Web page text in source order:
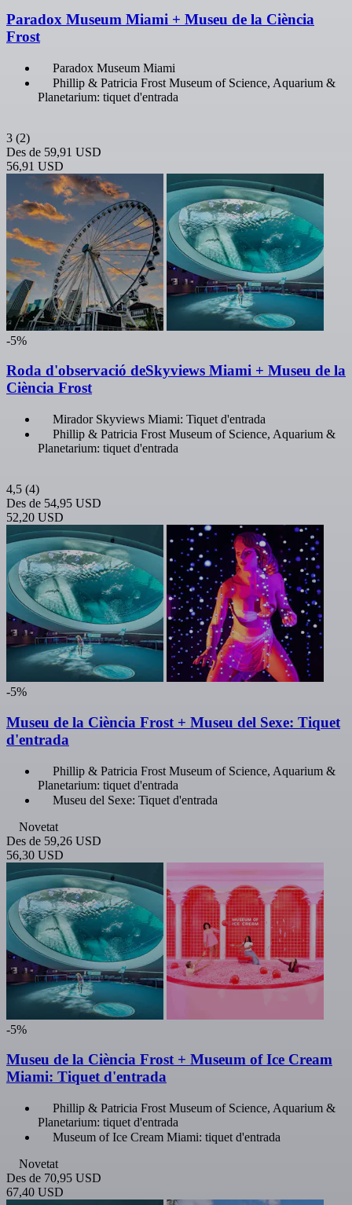
Paradox Museum Miami + Museu de la Ciència
Frost
Paradox Museum Miami
Phillip & Patricia Frost Museum of Science, Aquarium &
Planetarium: tiquet d'entrada
3 (2)
Des de 59,91 USD
56,91 USD
-5%
Roda d'observació deSkyviews Miami + Museu de la
Ciència Frost
Mirador Skyviews Miami: Tiquet d'entrada
Phillip & Patricia Frost Museum of Science, Aquarium &
Planetarium: tiquet d'entrada
4,5 (4)
Des de 54,95 USD
52,20 USD
-5%
Museu de la Ciència Frost + Museu del Sexe: Tiquet
d'entrada
Phillip & Patricia Frost Museum of Science, Aquarium &
Planetarium: tiquet d'entrada
Museu del Sexe: Tiquet d'entrada
Novetat
Des de 59,26 USD
56,30 USD
-5%
Museu de la Ciència Frost + Museum of Ice Cream
Miami: Tiquet d'entrada
Phillip & Patricia Frost Museum of Science, Aquarium &
Planetarium: tiquet d'entrada
Museum of Ice Cream Miami: tiquet d'entrada
Novetat
Des de 70,95 USD
67,40 USD